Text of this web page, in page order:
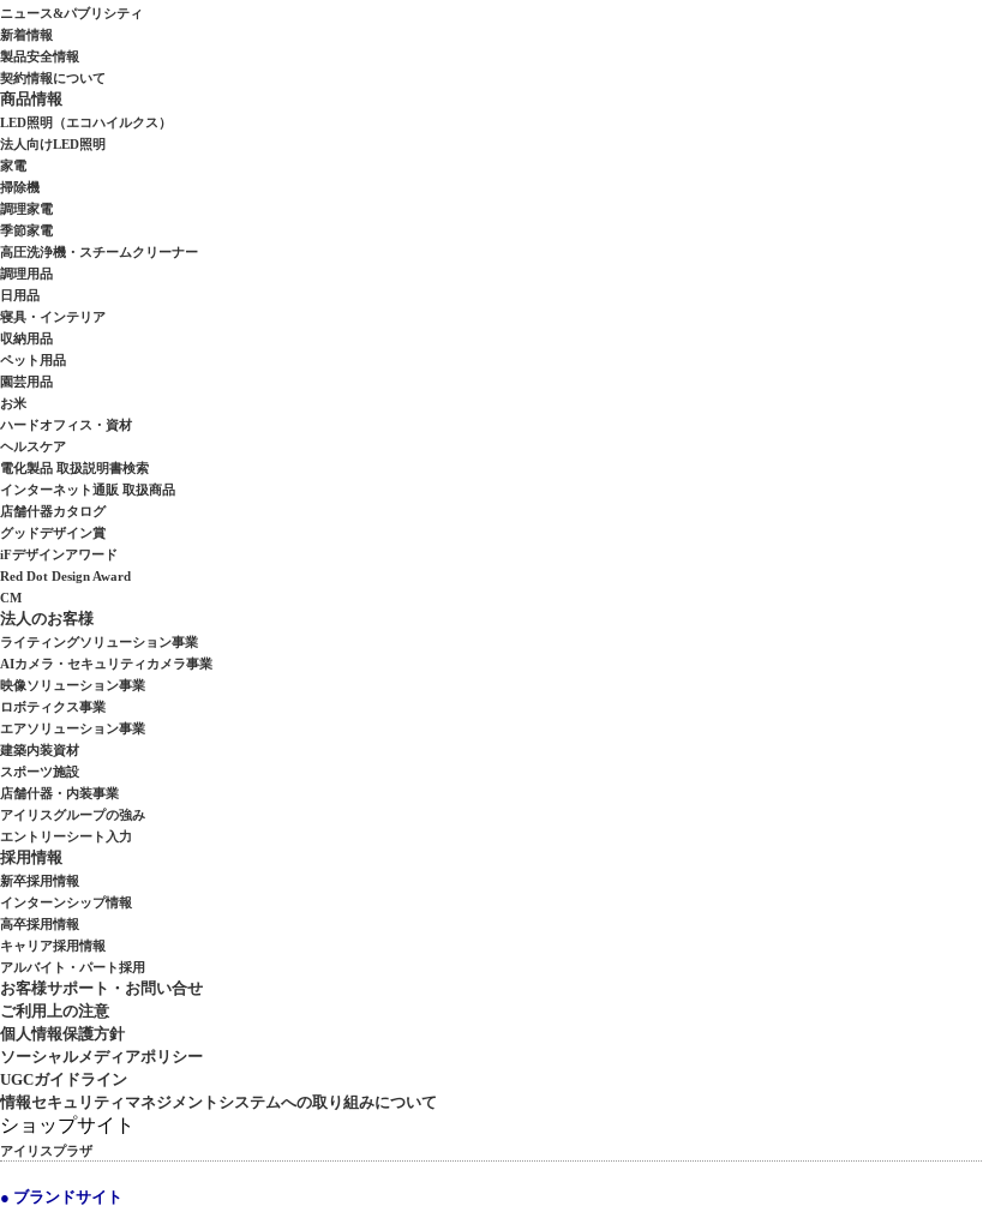
ニュース&パブリシティ
新着情報
製品安全情報
契約情報について
商品情報
LED照明（エコハイルクス）
法人向けLED照明
家電
掃除機
調理家電
季節家電
高圧洗浄機・スチームクリーナー
調理用品
日用品
寝具・インテリア
収納用品
ペット用品
園芸用品
お米
ハードオフィス・資材
ヘルスケア
電化製品 取扱説明書検索
インターネット通販 取扱商品
店舗什器カタログ
グッドデザイン賞
iFデザインアワード
Red Dot Design Award
CM
法人のお客様
ライティングソリューション事業
AIカメラ・セキュリティカメラ事業
映像ソリューション事業
ロボティクス事業
エアソリューション事業
建築内装資材
スポーツ施設
店舗什器・内装事業
アイリスグループの強み
エントリーシート入力
採用情報
新卒採用情報
インターンシップ情報
高卒採用情報
キャリア採用情報
アルバイト・パート採用
お客様サポート・お問い合せ
ご利用上の注意
個人情報保護方針
ソーシャルメディアポリシー
UGCガイドライン
情報セキュリティマネジメントシステムへの取り組みについて
ショップサイト
アイリスプラザ
● ブランドサイト